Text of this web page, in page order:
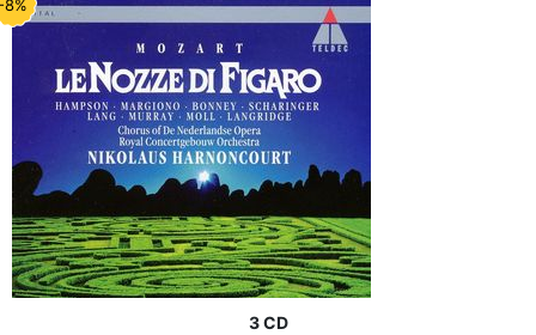
8%
3 CD